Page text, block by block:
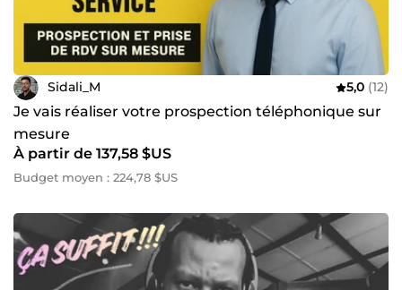
Sidali_M 5,0 (12)
Je vais réaliser votre prospection téléphonique sur
mesure
À partir de 137,58 $US
Budget moyen : 224,78 $US